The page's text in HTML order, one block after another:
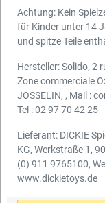
Achtung: Kein
für Kinder unter 14
und spitze Teile
Hersteller: Solido, 2
Zone commerciale
JOSSELIN, , Mail :
Tel : 02 97 70 42 25
Lieferant: DICKIE
KG, Werkstraße 1,
(0) 911 9765100,
www.dickietoys.de